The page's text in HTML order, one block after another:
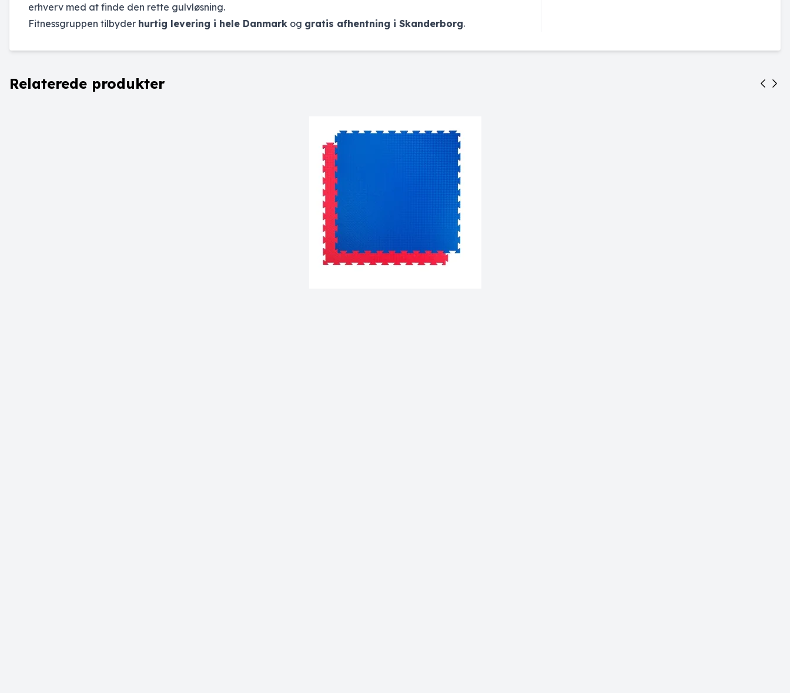
erhverv med at finde den rette gulvløsning.
Fitnessgruppen tilbyder hurtig levering i hele Danmark og gratis afhentning i Skanderborg.
Relaterede produkter